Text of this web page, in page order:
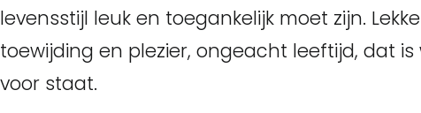
levensstijl leuk en toegankelijk moet zijn.
toewijding en plezier, ongeacht leeftijd, dat
voor staat.